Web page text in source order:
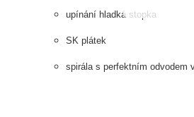
upínání hladká stopka
SK plátek
spirála s perfektním odvodem